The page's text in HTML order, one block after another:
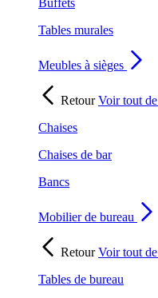
Tables murales
Meubles à sièges
RetourVoir tout de
Chaises
Chaises de bar
Bancs
Mobilier de bureau
RetourVoir tout de
Tables de bureau